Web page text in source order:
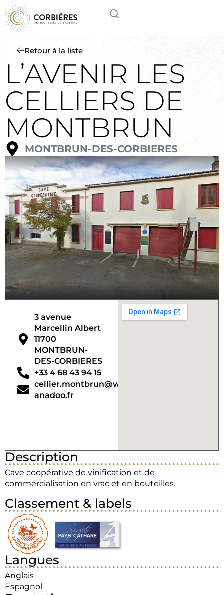
Retour à la liste
L’AVENIR LES
CELLIERS DE
MONTBRUN
MONTBRUN-DES-CORBIERES
3 avenue
Marcellin Albert
11700
MONTBRUN-
DES-CORBIERES
+33 4 68 43 94 15
cellier.montbrun@w
anadoo.fr
Description
Cave coopérative de vinification et de
commercialisation en vrac et en bouteilles.
Classement & labels
Langues
Anglais
Espagnol